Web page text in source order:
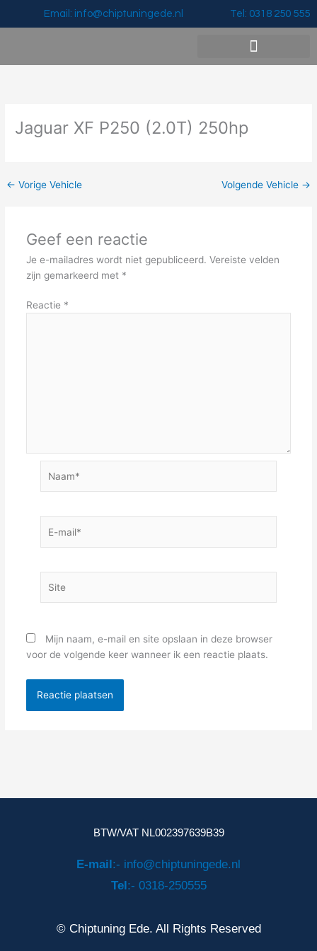
Email: info@chiptuningede.nl Tel: 0318 250 555
Jaguar XF P250 (2.0T) 250hp
← Vorige Vehicle Volgende Vehicle →
Geef een reactie
Je e-mailadres wordt niet gepubliceerd. Vereiste velden
zijn gemarkeerd met *
Reactie *
mail*
Mijn naam, e-mail en site opslaan in deze browser
voor de volgende keer wanneer ik een reactie plaats.
BTW/VAT NL002397639B39
E-mail :- info@chiptuningede.nl
Tel :- 0318-250555
© Chiptuning Ede. All Rights Reserved